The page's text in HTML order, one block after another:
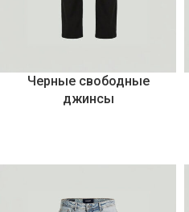
Черные свободные
джинсы